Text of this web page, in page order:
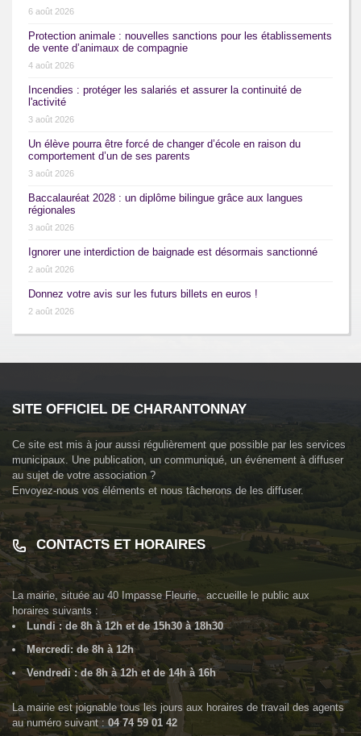
6 août 2026
Protection animale : nouvelles sanctions pour les établissements
de vente d’animaux de compagnie
4 août 2026
Incendies : protéger les salariés et assurer la continuité de
l'activité
3 août 2026
Un élève pourra être forcé de changer d’école en raison du
comportement d’un de ses parents
3 août 2026
Baccalauréat 2028 : un diplôme bilingue grâce aux langues
régionales
3 août 2026
Ignorer une interdiction de baignade est désormais sanctionné
2 août 2026
Donnez votre avis sur les futurs billets en euros !
2 août 2026
SITE OFFICIEL DE CHARANTONNAY
Ce site est mis à jour aussi régulièrement que possible par les services
municipaux. Une publication, un communiqué, un événement à diffuser
au sujet de votre association ?
Envoyez-nous vos éléments et nous tâcherons de les diffuser.
CONTACTS ET HORAIRES
La mairie, située au 40 Impasse Fleurie, accueille le public aux
horaires suivants :
Lundi : de 8h à 12h et de 15h30 à 18h30
Mercredi: de 8h à 12h
Vendredi : de 8h à 12h et de 14h à 16h
La mairie est joignable tous les jours aux horaires de travail des agents
au numéro suivant :04 74 59 01 42